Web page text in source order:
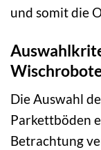
und somit die
Die Auswahl
Parkettböden
Betrachtung